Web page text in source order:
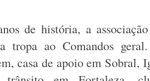
de história, a
tropa ao Comandos
casa de apoio em Sobral,